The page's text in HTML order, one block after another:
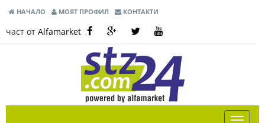
НАЧАЛО МОЯТ ПРОФИЛ КОНТАКТИ
част от Alfamarket